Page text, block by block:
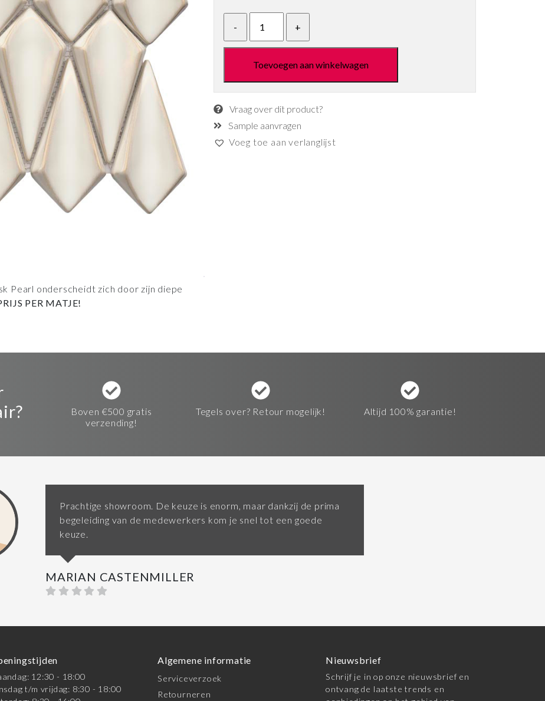
Pearl onderscheidt zich door zijn diepe
PER MATJE!
Toevoegen aan winkelwagen
Vraag over dit product?
Sample aanvragen
Voeg toe aan verlanglijst
Boven €500 gratis
verzending!
Tegels over? Retour mogelijk! Altijd 100% garantie!
Prachtige showroom. De keuze is enorm, maar dankzij de prima
begeleiding van de medewerkers kom je snel tot een goede
keuze.
MARIAN CASTENMILLER
12:30 - 18:00
t/m vrijdag: 8:30 - 18:00
Algemene informatie
Serviceverzoek
Retourneren
Nieuwsbrief
Schrijf je in op onze nieuwsbrief en
ontvang de laatste trends en